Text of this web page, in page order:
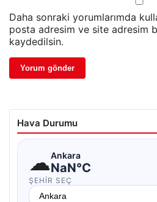
Daha sonraki yorumlarımda
posta adresim ve site adresim
kaydedilsin.
Hava Durumu
☁Ankara
NaN°C
ŞEHIR SEÇ